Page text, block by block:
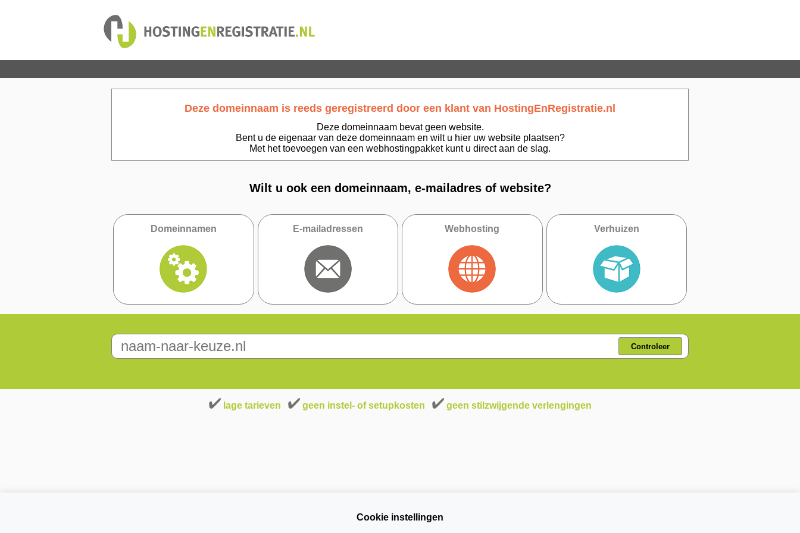
Deze domeinnaam is reeds geregistreerd door een klant van HostingEnRegistratie.nl
Deze domeinnaam bevat geen website.
Bent u de eigenaar van deze domeinnaam en wilt u hier uw website plaatsen?
Met het toevoegen van een webhostingpakket kunt u direct aan de slag.
Wilt u ook een domeinnaam, e-mailadres of website?
Domeinnamen E-mailadressen Webhosting Verhuizen
Controleer
lage tarieven geen instel- of setupkosten geen stilzwijgende verlengingen
Cookie instellingen